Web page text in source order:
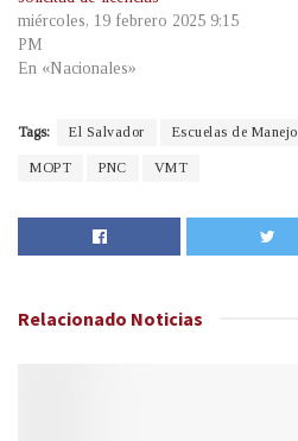
miércoles, 19 febrero 2025 9:15
PM
En «Nacionales»
Tags: El Salvador Escuelas de Manejo
MOPT PNC VMT
Relacionado Noticias